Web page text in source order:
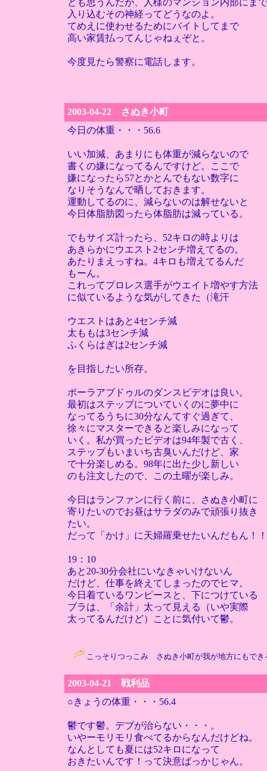
とも思うんだが、人様のマンション内部にまで
入り込むその神経ってどうなのよ。
てめえに使わせるためにバイトしてまで
高い家賃払ってんじゃねぇぞと。
今度見たら警察に電話します。
2003-04-22 さぬき小町
今日の体重・・・56.6
いい加減、あまりにも体重が減らないので
書くの嫌になってるんですけど。ここで
嫌になったら57とかとんでもない数字に
なりそうなんで晒しておきます。
運動してるのに、減らないのは解せないと
今日体脂肪図ったら体脂肪は減っている。
でもサイズ計ったら、52キロの時よりは
あきらかにウエスト2センチ増えてるの。
あたりまえっすね。4キロも増えてるんだ
もーん。
これってプロレス選手がウエイト増やす方法
に似ているような気がしてきた（滝汗
ウエストはあと4センチ減
太ももは3センチ減
ふくらはぎは2センチ減
を目指したい所存。
ポーラアブドゥルのダンスビデオは良い。
最初はステップについていくのに夢中に
なってるうちに30分なんてすぐ過ぎて、
徐々にマスターできると楽しみになって
いく。私が買ったビデオは94年製で古く、
ステップもいまいち古臭いんだけど、家
で十分楽しめる。98年に出た少し新しい
のも注文したので、この土曜が楽しみ。
今日はランファンに行く前に、さぬき小町に
寄りたいのでお昼はサラダのみで頑張り抜き
たい。
だって「かけ」に天婦羅乗せたいんだもん！！
19：10
あと20-30分会社にいなきゃいけないん
だけど、仕事を終えてしまったのでヒマ。
今日着ているワンピースと、下につけている
ブラは、「余計」太って見える（いや実際
太ってるんだけど）ことに気付いて鬱。
こっそりつっこみ さぬき小町が我が地方にもで
2003-04-21 戦利品
○きょうの体重・・・56.4
鬱です鬱。デブが治らない・・・。
いやーモリモリ食べてるからなんだけどね。
なんとしても夏には52キロになって
おきたいんです！って決意ばっかじゃん。